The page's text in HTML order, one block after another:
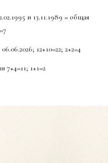
и 13.11.1989 = общая
12+10=22; 2+2=4
1+1=2